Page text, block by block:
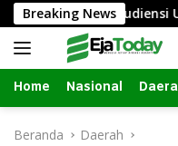
Langsung
ke
konten
Breaking News
Audiensi Ungkap
Home Nasional
Beranda Daerah